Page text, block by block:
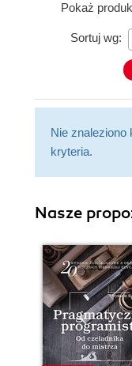
Pokaż
Sortuj wg:
Nie znaleziono
kryteria.
Nasze